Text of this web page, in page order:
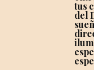
tus
del